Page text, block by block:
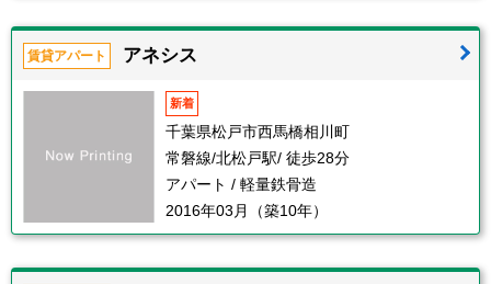
賃貸アパート アネシス
新着
千葉県松戸市西馬橋相川町
常磐線/北松戸駅/ 徒歩28分
アパート / 軽量鉄骨造
2016年03月（築10年）